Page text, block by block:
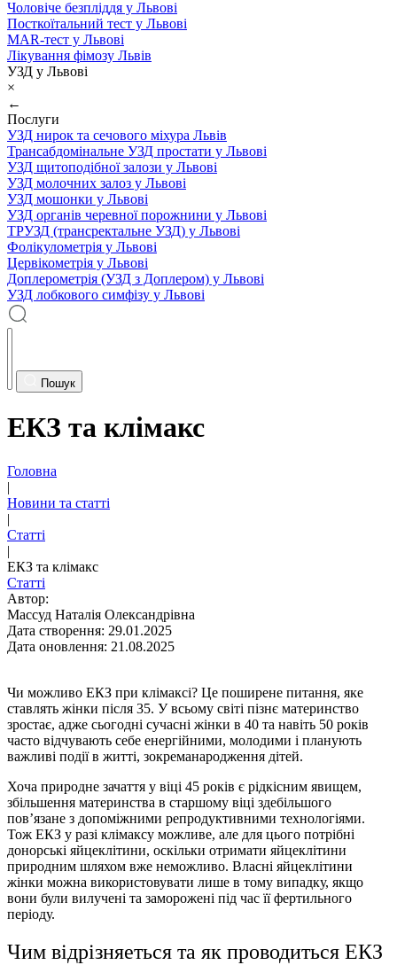
Чоловіче безпліддя у Львові
Посткоїтальний тест у Львові
MAR-тест у Львові
Лікування фімозу Львів
УЗД у Львові
×
←
Послуги
УЗД нирок та сечового міхура Львів
Трансабдомінальне УЗД простати у Львові
УЗД щитоподібної залози у Львові
УЗД молочних залоз у Львові
УЗД мошонки у Львові
УЗД органів черевної порожнини у Львові
ТРУЗД (трансректальне УЗД) у Львові
Фолікулометрія у Львові
Цервікометрія у Львові
Доплерометрія (УЗД з Доплером) у Львові
УЗД лобкового симфізу у Львові
Пошук
ЕКЗ та клімакс
Головна
|
Новини та статті
|
Статті
|
ЕКЗ та клімакс
Статті
Автор:
Массуд Наталія Олександрівна
Дата створення: 29.01.2025
Дата оновлення: 21.08.2025
Чи можливо ЕКЗ при клімаксі? Це поширене питання, яке
ставлять жiнки пiсля 35. У всьому світі пізнє материнство
зростає, адже сьогоднi сучасні жінки в 40 та навіть 50 років
часто відчувають себе енергійними, молодими і планують
важливі події в житті, зокреманародження дітей.
Хоча природне зачаття у віці 45 років є рідкісним явищем,
збільшення материнства в старшому віці здебільшого
пов’язане з допоміжними репродуктивними технологіями.
Тож ЕКЗ у разі клімаксу можливе, але для цього потрібні
донорські яйцеклітини, оскільки отримати яйцеклiтини
природним шляхом вже неможливо. Власні яйцеклітини
жінки можна використовувати лише в тому випадку, якщо
вони були вилучені та заморожені під час її фертильного
періоду.
Чим вiдрiзняеться та як проводиться ЕКЗ